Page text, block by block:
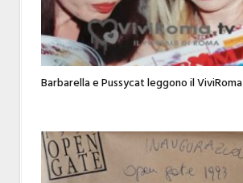
Barbarella e Pussycat leggono il ViviRoma